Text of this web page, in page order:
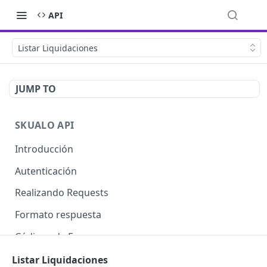
API
Listar Liquidaciones
JUMP TO
SKUALO API
Introducción
Autenticación
Realizando Requests
Formato respuesta
Códigos de Errores
Límite de consultas
Listar Liquidaciones